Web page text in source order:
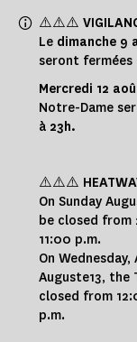
⚠️⚠️⚠️
Le dimanche 9
seront fermées
Mercredi 12
Notre-Dame
à 23h.
⚠️⚠️⚠️
On Sunday
be closed from
11:00 p.m.
On
Auguste13, the
closed from
p.m.